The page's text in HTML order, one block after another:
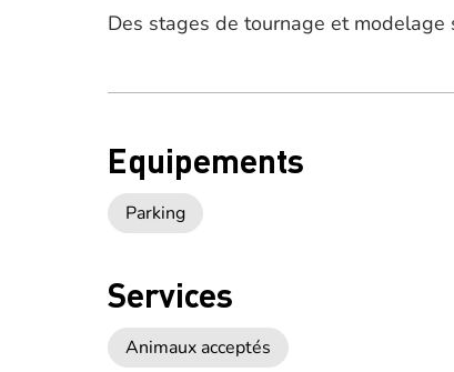
Des stages de tournage et modelage
Equipements
Parking
Services
Animaux acceptés